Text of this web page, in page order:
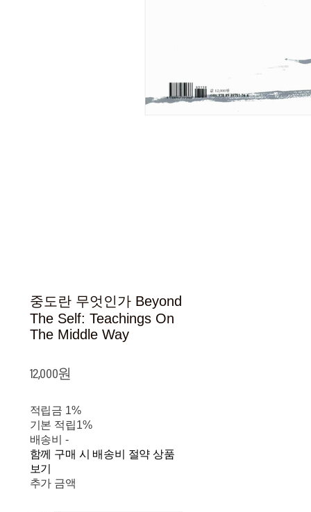
중도란 무엇인가 Beyond
The Self: Teachings On
The Middle Way
12,000원
적립금 1%
기본 적립1%
배송비 -
함께 구매 시 배송비 절약 상품
보기
추가 금액